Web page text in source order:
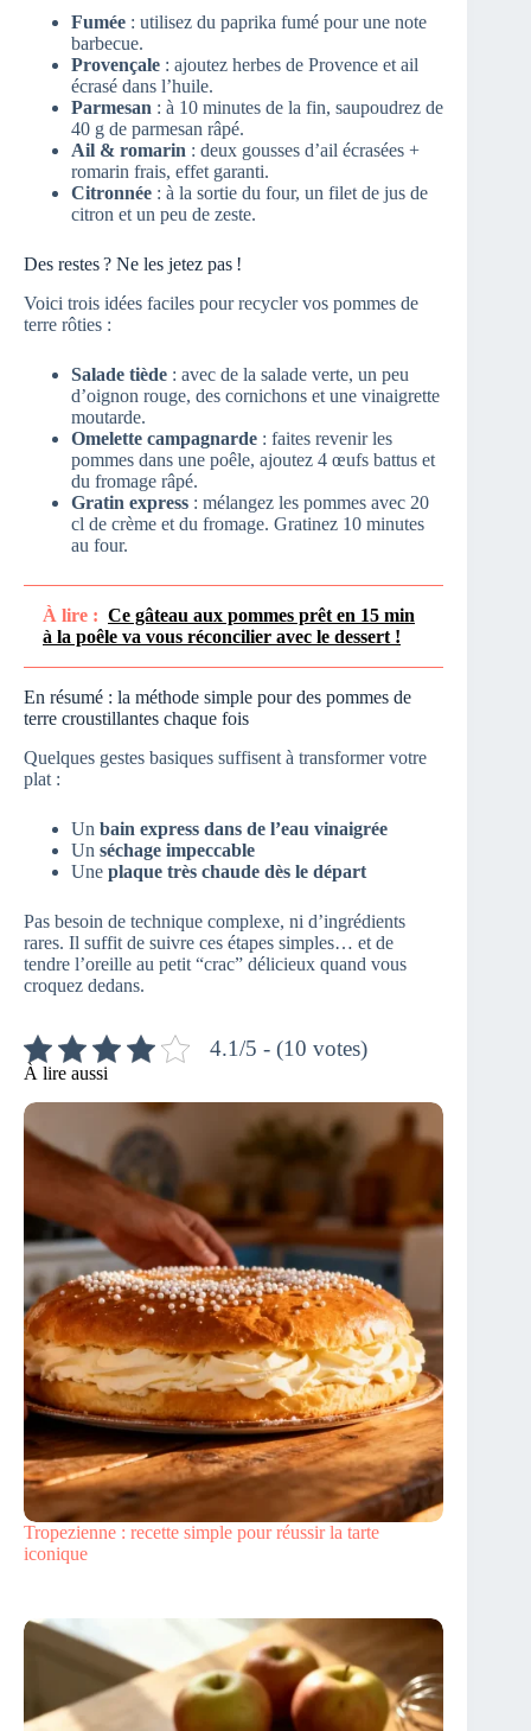
Fumée : utilisez du paprika fumé pour une note
barbecue.
Provençale : ajoutez herbes de Provence et ail
écrasé dans l’huile.
Parmesan : à 10 minutes de la fin, saupoudrez de
40 g de parmesan râpé.
Ail & romarin : deux gousses d’ail écrasées +
romarin frais, effet garanti.
Citronnée : à la sortie du four, un filet de jus de
citron et un peu de zeste.
Des restes ? Ne les jetez pas !
Voici trois idées faciles pour recycler vos pommes de
terre rôties :
Salade tiède : avec de la salade verte, un peu
d’oignon rouge, des cornichons et une vinaigrette
moutarde.
Omelette campagnarde : faites revenir les
pommes dans une poêle, ajoutez 4 œufs battus et
du fromage râpé.
Gratin express : mélangez les pommes avec 20
cl de crème et du fromage. Gratinez 10 minutes
au four.
À lire : Ce gâteau aux pommes prêt en 15 min
à la poêle va vous réconcilier avec le dessert !
En résumé : la méthode simple pour des pommes de
terre croustillantes chaque fois
Quelques gestes basiques suffisent à transformer votre
plat :
Un bain express dans de l’eau vinaigrée
Un séchage impeccable
Une plaque très chaude dès le départ
Pas besoin de technique complexe, ni d’ingrédients
rares. Il suffit de suivre ces étapes simples… et de
tendre l’oreille au petit “crac” délicieux quand vous
croquez dedans.
4.1/5 - (10 votes)
À lire aussi
Tropezienne : recette simple pour réussir la tarte
iconique